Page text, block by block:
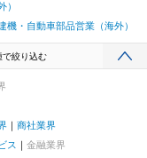
）
機・自動車部品営業（海外）
で絞り込む
商社業界
ス
金融業界